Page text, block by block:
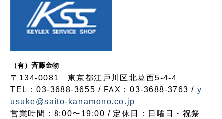
（有）斉藤金物
〒134-0081 東京都江戸川区北葛西5-4-4
TEL：03-3688-3655 / FAX：03-3688-3763 / y
usuke@saito-kanamono.co.jp
営業時間：8:00〜19:00 / 定休日：日曜日・祝祭